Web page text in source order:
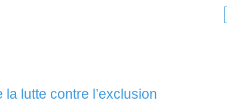
lutte contre l’exclusion